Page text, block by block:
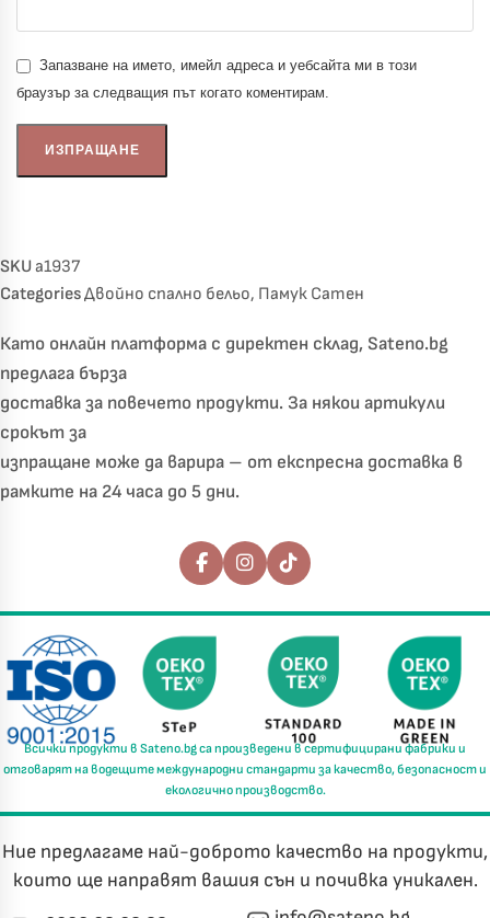
Запазване на името, имейл адреса и уебсайта ми в този
браузър за следващия път когато коментирам.
SKUa1937
CategoriesДвойно спално бельо, Памук Сатен
Като онлайн платформа с директен склад, Sateno.bg
предлага бърза
доставка за повечето продукти. За някои артикули
срокът за
изпращане може да варира – от експресна доставка в
рамките на 24 часа до 5 дни.
Последвайте ни
Всички продукти в Sateno.bgса произведени всертифицирани фабрики и
отговарят на водещите международни стандарти закачество, безопасност и
екологично производство.
Ние предлагаме най-доброто качество на продукти,
които ще направят вашия сън и почивка уникален.